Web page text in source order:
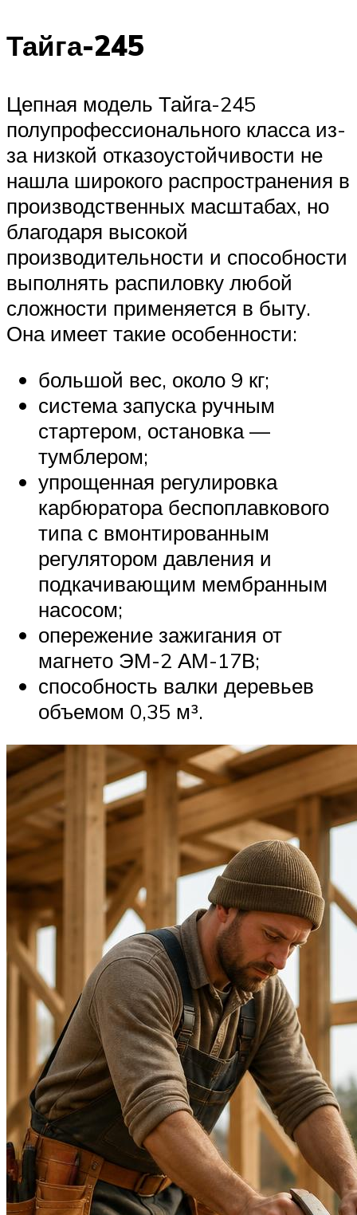
Тайга-245
Цепная модель Тайга-245
полупрофессионального класса из-
за низкой отказоустойчивости не
нашла широкого распространения в
производственных масштабах, но
благодаря высокой
производительности и способности
выполнять распиловку любой
сложности применяется в быту.
Она имеет такие особенности:
большой вес, около 9 кг;
система запуска ручным
стартером, остановка —
тумблером;
упрощенная регулировка
карбюратора беспоплавкового
типа с вмонтированным
регулятором давления и
подкачивающим мембранным
насосом;
опережение зажигания от
магнето ЭМ-2 АМ-17В;
способность валки деревьев
объемом 0,35 м³.